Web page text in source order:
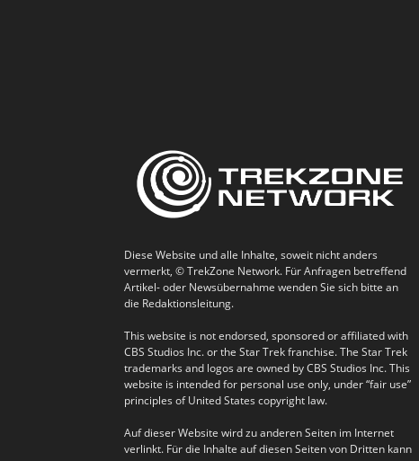
Diese Website und alle Inhalte, soweit nicht anders
vermerkt, © TrekZone Network. Für Anfragen betreffend
Artikel- oder Newsübernahme wenden Sie sich bitte an
die Redaktionsleitung.
This website is not endorsed, sponsored or affiliated with
CBS Studios Inc. or the Star Trek franchise. The Star Trek
trademarks and logos are owned by CBS Studios Inc. This
website is intended for personal use only, under “fair use”
principles of United States copyright law.
Auf dieser Website wird zu anderen Seiten im Internet
verlinkt. Für die Inhalte auf diesen Seiten von Dritten kann